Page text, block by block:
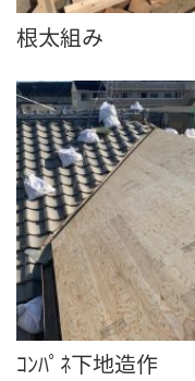
根太組み
ｺﾝﾊﾟﾈ下地造作